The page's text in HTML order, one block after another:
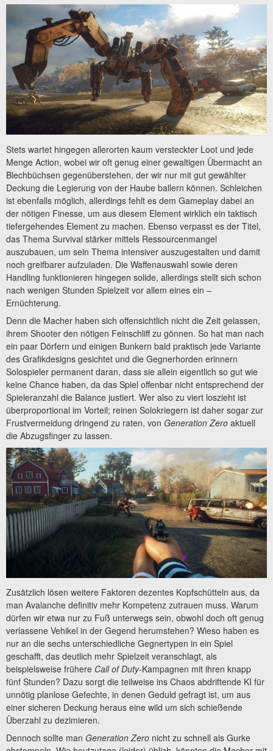
Stets wartet hingegen allerorten kaum versteckter Loot und jede
Menge Action, wobei wir oft genug einer gewaltigen Übermacht an
Blechbüchsen gegenüberstehen, der wir nur mit gut gewählter
Deckung die Legierung von der Haube ballern können. Schleichen
ist ebenfalls möglich, allerdings fehlt es dem Gameplay dabei an
der nötigen Finesse, um aus diesem Element wirklich ein taktisch
tiefergehendes Element zu machen. Ebenso verpasst es der Titel,
das Thema Survival stärker mittels Ressourcenmangel
auszubauen, um sein Thema intensiver auszugestalten und damit
noch greifbarer aufzuladen. Die Waffenauswahl sowie deren
Handling funktionieren hingegen solide, allerdings stellt sich schon
nach wenigen Stunden Spielzeit vor allem eines ein –
Ernüchterung.
Denn die Macher haben sich offensichtlich nicht die Zeit gelassen,
ihrem Shooter den nötigen Feinschliff zu gönnen. So hat man nach
ein paar Dörfern und einigen Bunkern bald praktisch jede Variante
des Grafikdesigns gesichtet und die Gegnerhorden erinnern
Solospieler permanent daran, dass sie allein eigentlich so gut wie
keine Chance haben, da das Spiel offenbar nicht entsprechend der
Spieleranzahl die Balance justiert. Wer also zu viert loszieht ist
überproportional im Vorteil; reinen Solokriegern ist daher sogar zur
Frustvermeidung dringend zu raten, von Generation Zero aktuell
die Abzugsfinger zu lassen.
Zusätzlich lösen weitere Faktoren dezentes Kopfschütteln aus, da
man Avalanche definitiv mehr Kompetenz zutrauen muss. Warum
dürfen wir etwa nur zu Fuß unterwegs sein, obwohl doch oft genug
verlassene Vehikel in der Gegend herumstehen? Wieso haben es
nur an die sechs unterschiedliche Gegnertypen in ein Spiel
geschafft, das deutlich mehr Spielzeit veranschlagt, als
beispielsweise frühere Call of Duty-Kampagnen mit ihren knapp
fünf Stunden? Dazu sorgt die teilweise ins Chaos abdriftende KI für
unnötig planlose Gefechte, in denen Geduld gefragt ist, um aus
einer sicheren Deckung heraus eine wild um sich schießende
Überzahl zu dezimieren.
Dennoch sollte man Generation Zero nicht zu schnell als Gurke